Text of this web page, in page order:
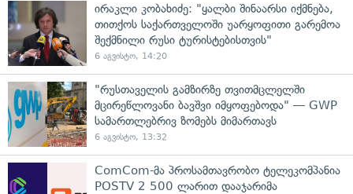
ირაკლი კობახიძე: "ყალბი შინაარსი იქმნება,
თითქოს საქართველოში უარყოფითი გარემოა
შექმნილი რუსი ტურისტებისთვის"
6 აგვისტო, 14:20
"რუსთაველის გამზირზე თვითმცლელში
მცირეწლოვანი ბავშვი იმყოფებოდა" — GWP
სამართლებრივ ზომებს მიმართავს
6 აგვისტო, 13:32
ComCom-მა პროსამთავრობო ტელეკომპანია
POSTV 2 500 ლარით დააჯარიმა